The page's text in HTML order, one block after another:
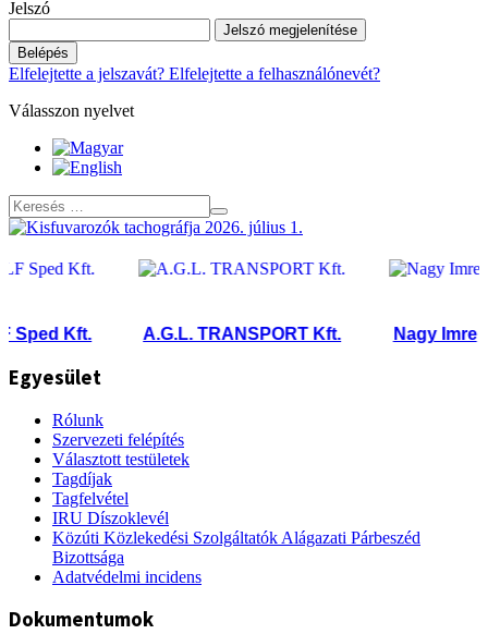
Jelszó
Jelszó megjelenítése
Belépés
Elfelejtette a jelszavát? Elfelejtette a felhasználónevét?
Válasszon nyelvet
Kft. A.G.L. TRANSPORT Kft. Nagy Imre
Egyesület
Rólunk
Szervezeti felépítés
Választott testületek
Tagdíjak
Tagfelvétel
IRU Díszoklevél
Közúti Közlekedési Szolgáltatók Alágazati Párbeszéd
Bizottsága
Adatvédelmi incidens
Dokumentumok